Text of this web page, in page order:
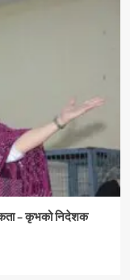
– कृभको निदेशक